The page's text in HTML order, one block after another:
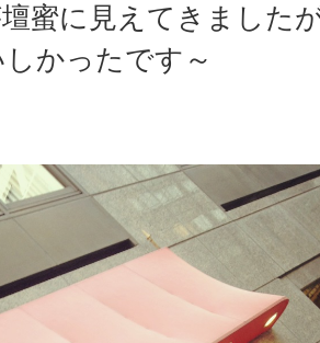
蜜に見えてきました
かったです～